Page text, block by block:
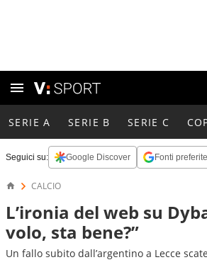
SERIE A SERIE B SERIE C
Seguici su: Google Discover Fonti preferite
CALCIO
L’ironia del web su
volo, sta bene?”
Un fallo subito dall’argentino a Lecce